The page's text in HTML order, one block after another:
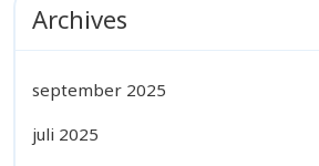
Archives
september 2025
juli 2025